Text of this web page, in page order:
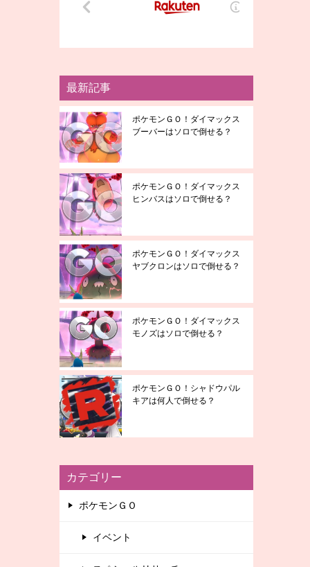
最新記事
ポケモンＧＯ！ダイマックス
ブーバーはソロで倒せる？
ポケモンＧＯ！ダイマックス
ヒンバスはソロで倒せる？
ポケモンＧＯ！ダイマックス
ヤブクロンはソロで倒せる？
ポケモンＧＯ！ダイマックス
モノズはソロで倒せる？
ポケモンＧＯ！シャドウパル
キアは何人で倒せる？
カテゴリー
ポケモンＧＯ
イベント